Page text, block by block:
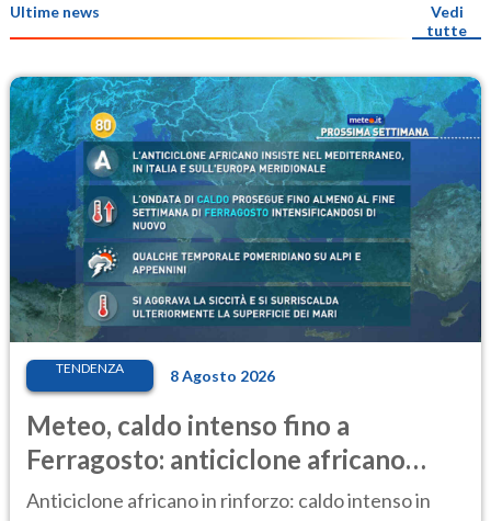
Ultime news
Vedi
tutte
TENDENZA 8 Agosto 2026
Meteo, caldo intenso fino a
Ferragosto: anticiclone africano
ancora protagonista
Anticiclone africano in rinforzo: caldo intenso in